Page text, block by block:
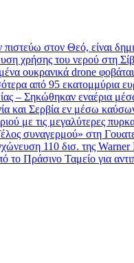
στον Θεό, είναι
χρήσης του νερού στη
ουκρανικά drone
από 95 εκατομμύρια
– Σηκώθηκαν εναέρια
και Σερβία εν μέσω
με τις μεγαλύτερες
συναγερμού» στη
110 δισ. της
το Πράσινο Ταμείο για